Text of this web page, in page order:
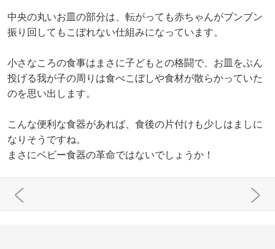
中央の丸いお皿の部分は、転がっても赤ちゃんがブンブン
振り回してもこぼれない仕組みになっています。
小さなころの食事はまさに子どもとの格闘で、お皿をぶん
投げる我が子の周りは食べこぼしや食材が散らかっていた
のを思い出します。
こんな便利な食器があれば、食後の片付けも少しはましに
なりそうですね。
まさにベビー食器の革命ではないでしょうか！